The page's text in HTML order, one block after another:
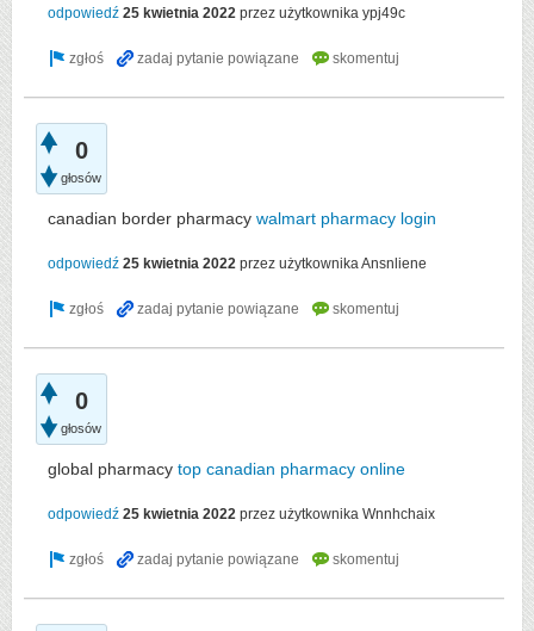
odpowiedź 25 kwietnia 2022 przez użytkownika ypj49c
0
głosów
canadian border pharmacy walmart pharmacy login
odpowiedź 25 kwietnia 2022 przez użytkownikaAnsnliene
0
głosów
global pharmacy top canadian pharmacy online
odpowiedź 25 kwietnia 2022 przez użytkownika Wnnhchaix